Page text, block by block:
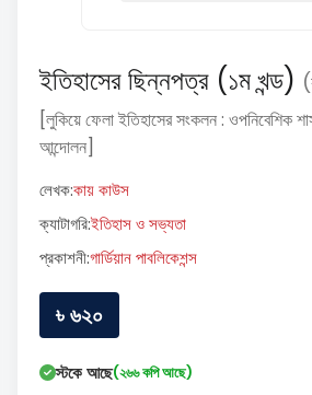
ইতিহাসের ছিন্নপত্র (১ম খন্ড)
[লুকিয়ে ফেলা ইতিহাসের সংকলন : ওপনিবেশিক
আন্দোলন]
লেখক:কায় কাউস
ক্যাটাগরি:ইতিহাস ও সভ্যতা
প্রকাশনী:গার্ডিয়ান পাবলিকেশন্স
৳ ৬২০
স্টকে আছে(২৬৬ কপি আছে)